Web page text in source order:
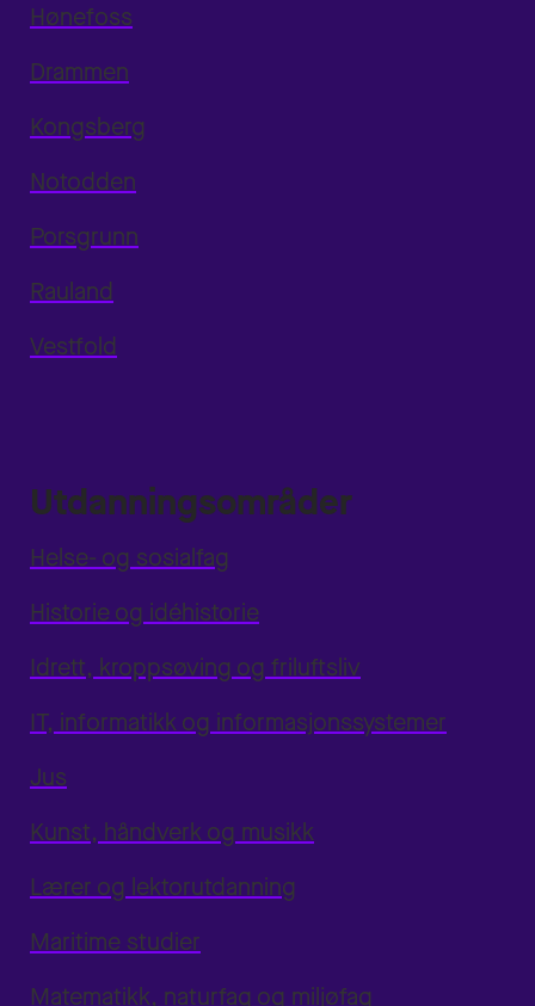
Hønefoss
Drammen
Kongsberg
Notodden
Porsgrunn
Rauland
Vestfold
Utdanningsområder
Helse- og sosialfag
Historie og idéhistorie
Idrett, kroppsøving og friluftsliv
IT, informatikk og informasjonssystemer
Jus
Kunst, håndverk og musikk
Lærer og lektorutdanning
Maritime studier
Matematikk, naturfag og miljøfag